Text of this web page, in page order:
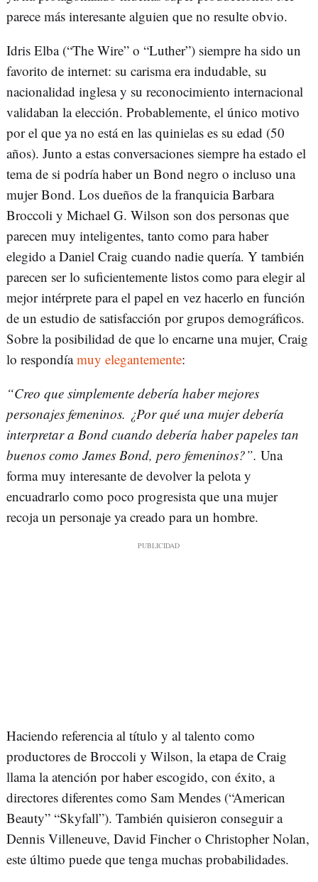
parece más interesante alguien que no resulte obvio.
Idris Elba (“The Wire” o “Luther”) siempre ha sido un
favorito de internet: su carisma era indudable, su
nacionalidad inglesa y su reconocimiento internacional
validaban la elección. Probablemente, el único motivo
por el que ya no está en las quinielas es su edad (50
años). Junto a estas conversaciones siempre ha estado el
tema de si podría haber un Bond negro o incluso una
mujer Bond. Los dueños de la franquicia Barbara
Broccoli y Michael G. Wilson son dos personas que
parecen muy inteligentes, tanto como para haber
elegido a Daniel Craig cuando nadie quería. Y también
parecen ser lo suficientemente listos como para elegir al
mejor intérprete para el papel en vez hacerlo en función
de un estudio de satisfacción por grupos demográficos.
Sobre la posibilidad de que lo encarne una mujer, Craig
lo respondíamuy elegantemente:
“Creo que simplemente debería haber mejores
personajes femeninos. ¿Por qué una mujer debería
interpretar a Bond cuando debería haber papeles tan
buenos como James Bond, pero femeninos?”. Una
forma muy interesante de devolver la pelota y
encuadrarlo como poco progresista que una mujer
recoja un personaje ya creado para un hombre.
Haciendo referencia al título y al talento como
productores de Broccoli y Wilson, la etapa de Craig
llama la atención por haber escogido, con éxito, a
directores diferentes como Sam Mendes (“American
Beauty” “Skyfall”). También quisieron conseguir a
Dennis Villeneuve, David Fincher o Christopher Nolan,
este último puede que tenga muchas probabilidades.